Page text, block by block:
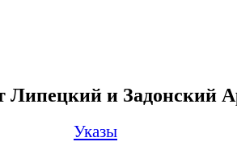
Липецкий и Задонский
Указы